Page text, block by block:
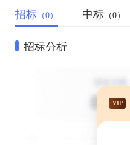
招标 （0） 中标 （0）
招标分析
VIP